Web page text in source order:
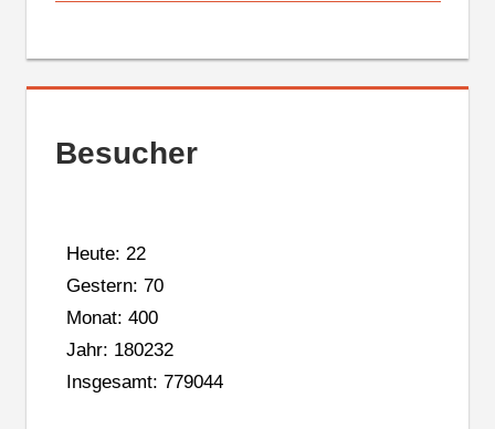
Besucher
Heute: 22
Gestern: 70
Monat: 400
Jahr: 180232
Insgesamt: 779044